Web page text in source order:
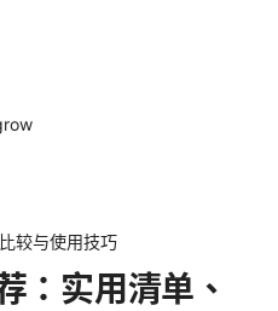
较与使用技巧
：实用清单、